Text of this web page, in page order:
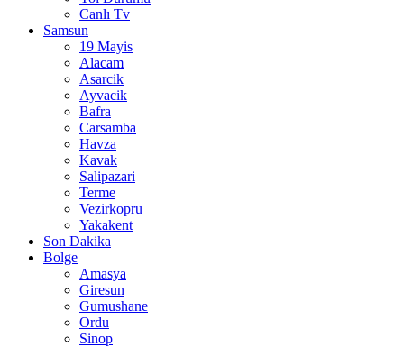
Canlı Tv
Samsun
19 Mayis
Alacam
Asarcik
Ayvacik
Bafra
Carsamba
Havza
Kavak
Salipazari
Terme
Vezirkopru
Yakakent
Son Dakika
Bolge
Amasya
Giresun
Gumushane
Ordu
Sinop